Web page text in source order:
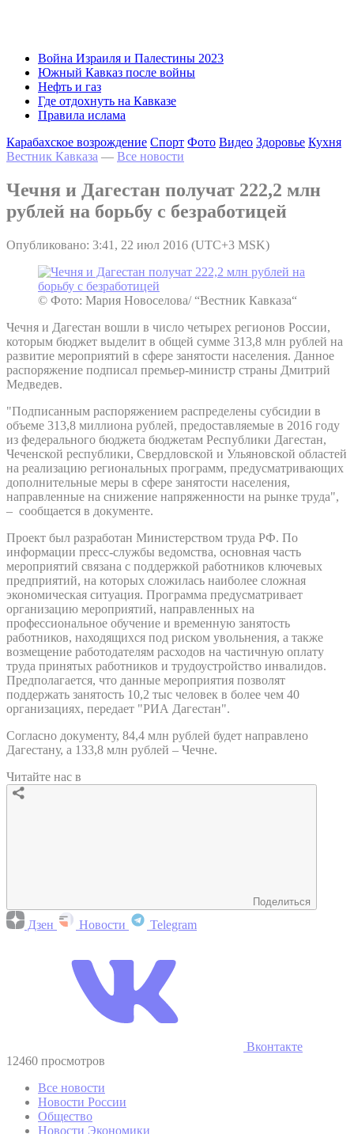
Война Израиля и Палестины 2023
Южный Кавказ после войны
Нефть и газ
Где отдохнуть на Кавказе
Правила ислама
Карабахское возрождение Спорт Фото Видео Здоровье Кухня
Вестник Кавказа — Все новости
Чечня и Дагестан получат 222,2 млн
рублей на борьбу с безработицей
Опубликовано: 3:41, 22 июл 2016 (UTC+3 MSK)
© Фото: Мария Новоселова/ “Вестник Кавказа“
Чечня и Дагестан вошли в число четырех регионов России,
которым бюджет выделит в общей сумме 313,8 млн рублей на
развитие мероприятий в сфере занятости населения. Данное
распоряжение подписал премьер-министр страны Дмитрий
Медведев.
"Подписанным распоряжением распределены субсидии в
объеме 313,8 миллиона рублей, предоставляемые в 2016 году
из федерального бюджета бюджетам Республики Дагестан,
Чеченской республики, Свердловской и Ульяновской областей
на реализацию региональных программ, предусматривающих
дополнительные меры в сфере занятости населения,
направленные на снижение напряженности на рынке труда",
– сообщается в документе.
Проект был разработан Министерством труда РФ. По
информации пресс-службы ведомства, основная часть
мероприятий связана с поддержкой работников ключевых
предприятий, на которых сложилась наиболее сложная
экономическая ситуация. Программа предусматривает
организацию мероприятий, направленных на
профессиональное обучение и временную занятость
работников, находящихся под риском увольнения, а также
возмещение работодателям расходов на частичную оплату
труда принятых работников и трудоустройство инвалидов.
Предполагается, что данные мероприятия позволят
поддержать занятость 10,2 тыс человек в более чем 40
организациях, передает "РИА Дагестан".
Согласно документу, 84,4 млн рублей будет направлено
Дагестану, а 133,8 млн рублей – Чечне.
Читайте нас в
Поделиться
Дзен Новости Telegram
Вконтакте
12460 просмотров
Все новости
Новости России
Общество
Новости Экономики